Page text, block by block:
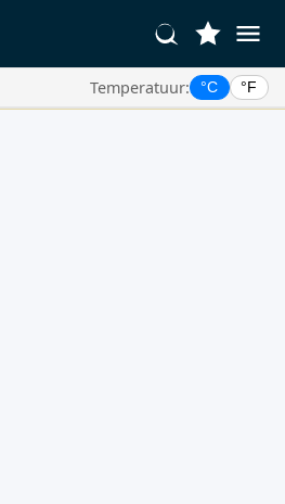
Temperatuur: °C °F